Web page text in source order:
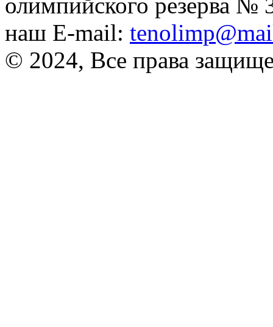
наш E-mail:
© 2024, Все права